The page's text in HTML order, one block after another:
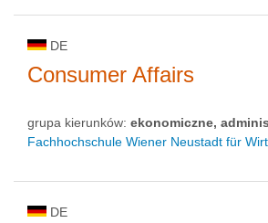
DE
Consumer Affairs
grupa kierunków: ekonomiczne,
Fachhochschule Wiener Neustadt für
DE